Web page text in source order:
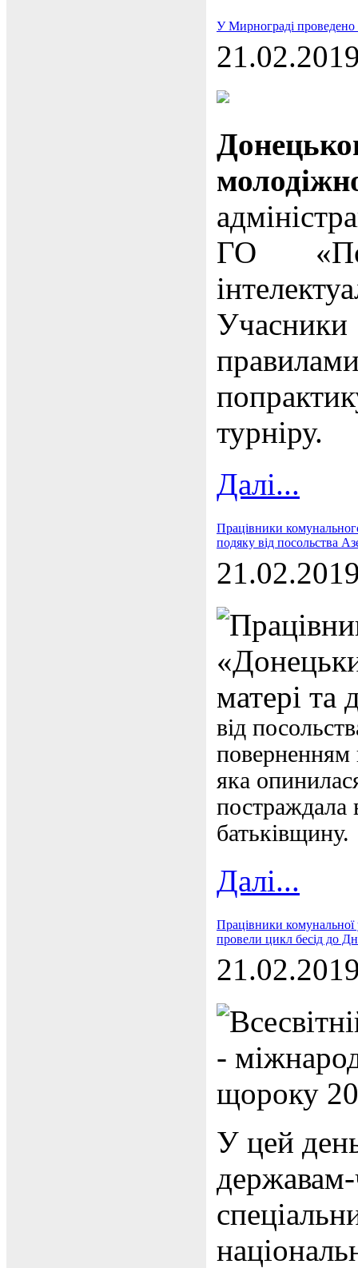
У Мирнограді проведено
ГО
турніру.
Далі...
Працівники
подяку від посольства
матері та
від
поверненням
яка
постраждала
батьківщину.
Далі...
Працівники
провели цикл бесід до
-
щороку
У цей